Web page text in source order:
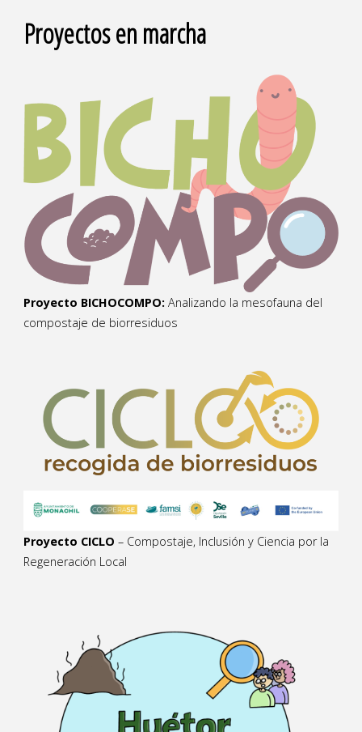
Proyectos en marcha
Proyecto BICHOCOMPO: Analizando la mesofauna del
compostaje de biorresiduos
Proyecto CICLO – Compostaje, Inclusión y Ciencia por la
Regeneración Local